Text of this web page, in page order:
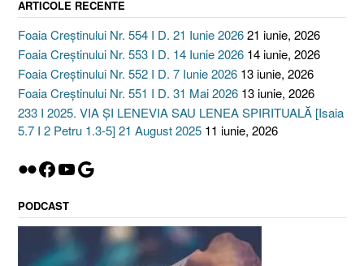
ARTICOLE RECENTE
Foaia Creștinului Nr. 554 I D. 21 Iunie 202621 iunie, 2026
Foaia Creștinului Nr. 553 I D. 14 Iunie 2026 14 iunie, 2026
Foaia Creștinului Nr. 552 I D. 7 Iunie 2026 13 iunie, 2026
Foaia Creștinului Nr. 551 I D. 31 Mai 2026 13 iunie, 2026
233 I 2025. VIA ȘI LENEVIA SAU LENEA SPIRITUALĂ [Isaia
5.7 I 2 Petru 1.3-5] 21 August 2025 11 iunie, 2026
Flickr
Facebook
YouTube
Google
PODCAST